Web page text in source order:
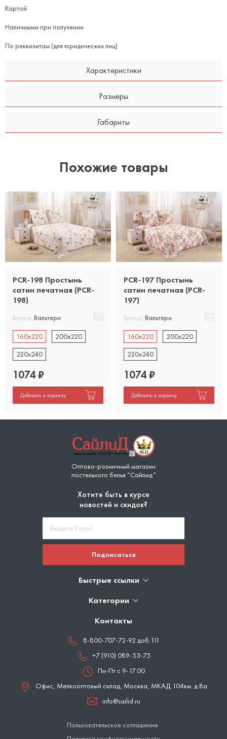
Картой
Наличными при получении
По реквизитам (для юридических лиц)
Характеристики
Размеры
Габариты
Похожие товары
PCR-198 Простынь
сатин печатная (PCR-
198)
Бренд: Вальтери
160x220
200x220
220x240
1074₽
Добавить в корзину
PCR-197 Простынь
сатин печатная (PCR-
197)
Бренд: Вальтери
160x220
200x220
220x240
1074₽
Добавить в корзину
Оптово-розничный магазин
постельного белья “Сайлид”
Хотите быть в курсе
новостей и скидок?
Подписаться
Быстрые ссылки
Категории
Контакты
8-800-707-72-92 доб.111
+7 (910) 089-53-75
Пн-Пт с 9-17.00
Офис, Мелкооптовый склад, Москва, МКАД 104км. д.8а
info@sailid.ru
Пользовательское соглашение